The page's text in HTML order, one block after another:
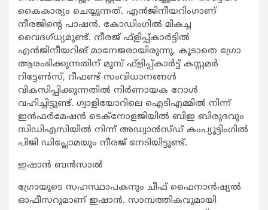
കൈകാര്യം ചെയ്യുന്നത്. എന്‍ജിനീയറിംഗാണ്
നീരജിന്റെ പാഷന്‍. കോഡിംഗില്‍ മികച്ച
വൈദഗ്ധ്യമുണ്ട്. നീരജ് ഫ്‌ളിപ്പ്കാര്‍ട്ടില്‍
എന്‍ജിനീയറിങ് മാനേജരായിരുന്നു, കൂടാതെ ഗ്രോ
ആരംഭിക്കുന്നതിന് മുമ്പ് ഫ്‌ളിപ്പ്കാര്‍ട്ട് കസ്റ്റമര്‍
റിട്ടേണ്‍സ്, റീഫണ്ട് സംവിധാനങ്ങള്‍
വികസിപ്പിക്കുന്നതില്‍ നിര്‍ണായക റോള്‍
വഹിച്ചിട്ടുണ്ട്. ഗ്വാളിയോറിലെ ഐടിഎമ്മില്‍ നിന്ന്
ഇന്‍ഫര്‍മേഷന്‍ ടെക്നോളജിയില്‍ ബിഇ ബിരുദവും
സിഡിഎസിയില്‍ നിന്ന് അഡ്വാന്‍സ്ഡ് കംപ്യൂട്ടിംഗില്‍
പിജി ഡിപ്ലോമയും നീരജ് നേടിയിട്ടുണ്ട്.
ഇഷാന്‍ ബന്‍സാല്‍
ഗ്രോയുടെ സഹസ്ഥാപകനും ചീഫ് ഫൈനാന്‍ഷ്യല്‍
ഓഫീസറുമാണ് ഇഷാന്‍. സാമ്പത്തികവുമായി